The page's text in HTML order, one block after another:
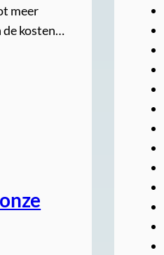
meer
de kosten…